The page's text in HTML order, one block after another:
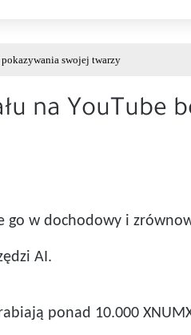
swojej twarzy
na YouTube
go w dochodowy i
AI.
ponad 10.000